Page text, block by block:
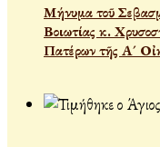
Μήνυμα τοῦ
Βοιωτίας κ.
Πατέρων τῆς Α´